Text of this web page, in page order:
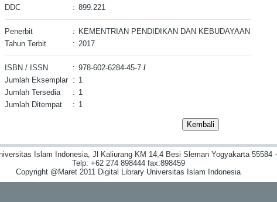
DDC
: 899.221
Penerbit : KEMENTRIAN PENDIDIKAN DAN KEBUDAYAAN
Tahun Terbit
: 2017
ISBN / ISSN : 978-602-6284-45-7 /
Jumlah Eksemplar : 1
Jumlah Tersedia
: 1
Jumlah Ditempat
: 1
Islam Indonesia, Jl Kaliurang KM 14,4 Besi Sleman Yogyakarta 55584
Telp: +62 274 898444 fax:898459
Copyright @Maret 2011 Digital Library Universitas Islam Indonesia